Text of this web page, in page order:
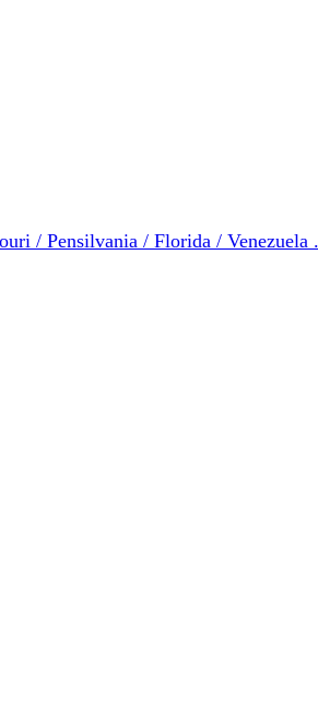
/ Pensilvania / Florida / Venezuela